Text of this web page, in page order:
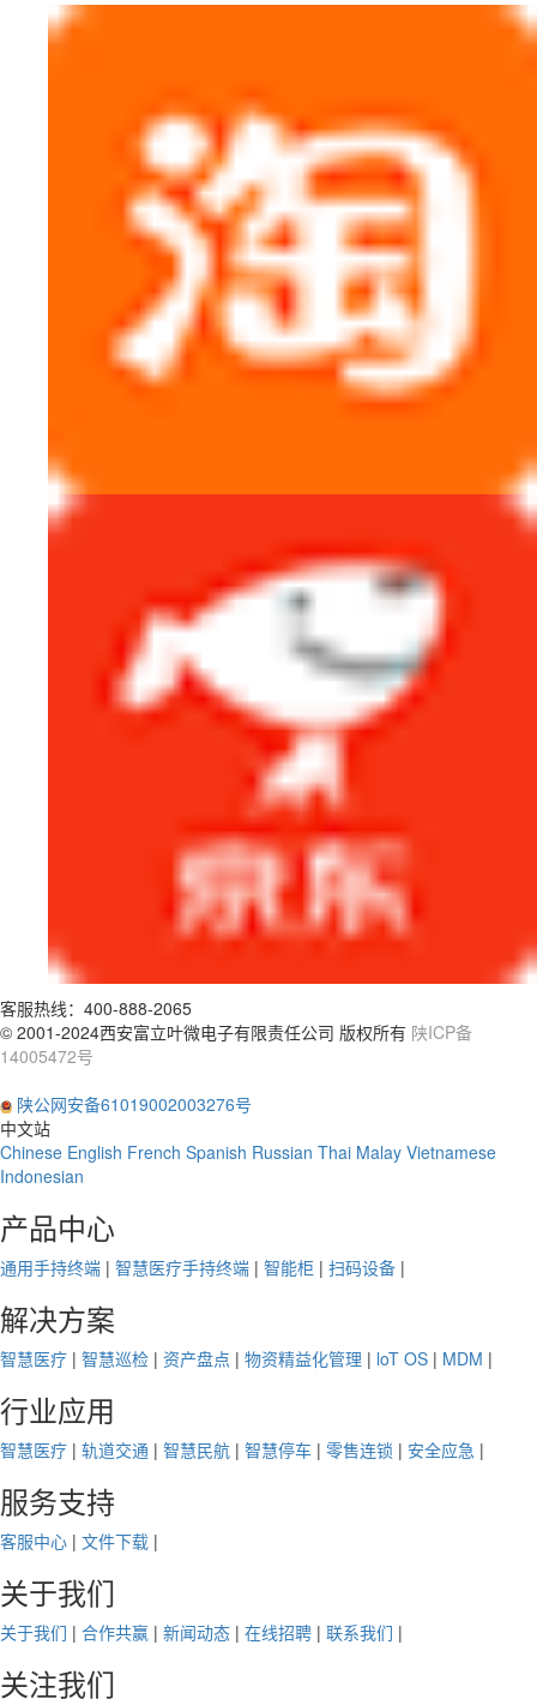
客服热线： 400-888-2065
© 2001-2024西安富立叶微电子有限责任公司 版权所有 陕ICP备
14005472号
陕公网安备61019002003276号
中文站
Chinese English French Spanish Russian Thai Malay Vietnamese
Indonesian
产品中心
通用手持终端 | 智慧医疗手持终端 | 智能柜 | 扫码设备 |
解决方案
智慧医疗 | 智慧巡检 | 资产盘点 | 物资精益化管理 | loT OS | MDM |
行业应用
智慧医疗 | 轨道交通 | 智慧民航 | 智慧停车 | 零售连锁 | 安全应急 |
服务支持
客服中心 | 文件下载 |
关于我们
关于我们 | 合作共赢 | 新闻动态 | 在线招聘 | 联系我们 |
关注我们